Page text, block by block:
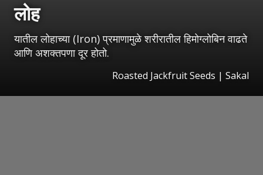
लोह
यातील लोहाच्या (Iron) प्रमाणामुळे शरीरातील हिमोग्लोबिन वाढते
आणि अशक्तपणा दूर होतो.
Roasted Jackfruit Seeds | Sakal